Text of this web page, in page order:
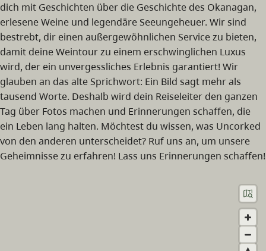
dich mit Geschichten über die Geschichte des Okanagan,
erlesene Weine und legendäre Seeungeheuer. Wir sind
bestrebt, dir einen außergewöhnlichen Service zu bieten,
damit deine Weintour zu einem erschwinglichen Luxus
wird, der ein unvergessliches Erlebnis garantiert! Wir
glauben an das alte Sprichwort: Ein Bild sagt mehr als
tausend Worte. Deshalb wird dein Reiseleiter den ganzen
Tag über Fotos machen und Erinnerungen schaffen, die
ein Leben lang halten. Möchtest du wissen, was Uncorked
von den anderen unterscheidet? Ruf uns an, um unsere
Geheimnisse zu erfahren! Lass uns Erinnerungen schaffen!